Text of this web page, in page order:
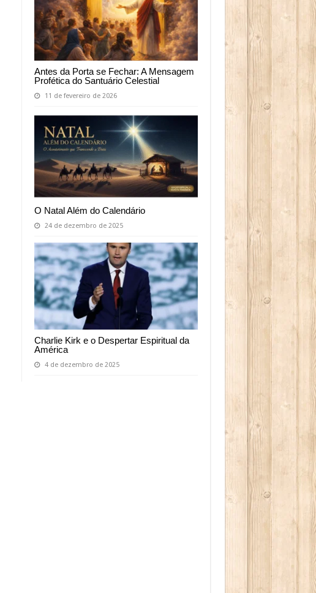
Antes da Porta se Fechar: A Mensagem
Profética do Santuário Celestial
11 de fevereiro de 2026
O Natal Além do Calendário
24 de dezembro de 2025
Charlie Kirk e o Despertar Espiritual da
América
4 de dezembro de 2025